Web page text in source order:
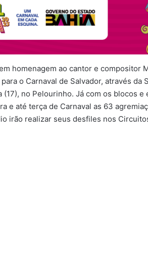
homenagem ao cantor e compositor
o Carnaval de Salvador, através da
no Pelourinho. Já com os blocos e
e até terça de Carnaval as 63
irão realizar seus desfiles nos